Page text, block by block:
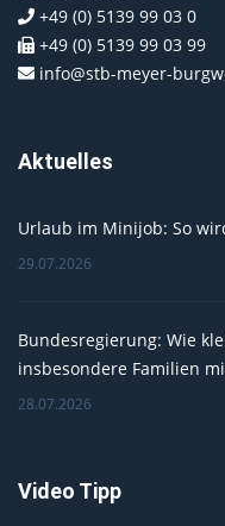
+49 (0) 5139 99 03 0
+49 (0) 5139 99 03 99
info@stb-meyer-
Aktuelles
Urlaub im Minijob: So
29.07.2026
Bundesregierung: Wie
insbesondere Familien
28.07.2026
Video Tipp